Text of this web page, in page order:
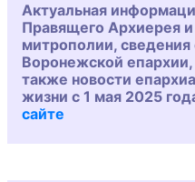
Актуальная
Правящего Архиерея и
митрополии, сведения
Воронежской
также новости
жизни с 1 мая 2025
сайте